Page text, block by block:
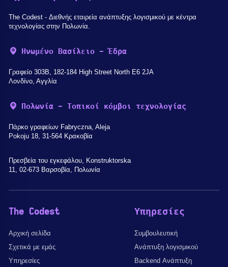
The Codest - Διεθνής εταιρεία ανάπτυξης λογισμικού με κέντρα
τεχνολογίας στην Πολωνία.
Ηνωμένο Βασίλειο - Έδρα
Γραφείο 303B, 182-184 High Street North E6 2JA
Λονδίνο, Αγγλία
Πολωνία - Τοπικοί κόμβοι τεχνολογίας
Πάρκο γραφείων Fabryczna, Aleja
Pokoju 18, 31-564 Κρακοβία
Πρεσβεία του εγκεφάλου, Konstruktorska
11, 02-673 Βαρσοβία, Πολωνία
The Codest
Αρχική σελίδα
Σχετικά με εμάς
Υπηρεσίες
Υπηρεσίες
Συμβουλευτική
Ανάπτυξη λογισμικού
Backend Ανάπτυξη